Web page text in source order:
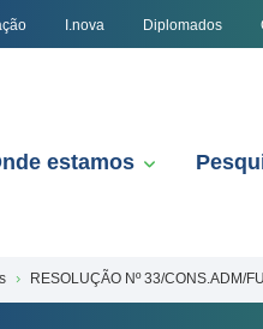
I.nova Diplomados
estamos
RESOLUÇÃO Nº 33/CONS.ADM/